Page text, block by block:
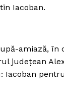
Iacoban.
amiază,
judeţean
Iacoban